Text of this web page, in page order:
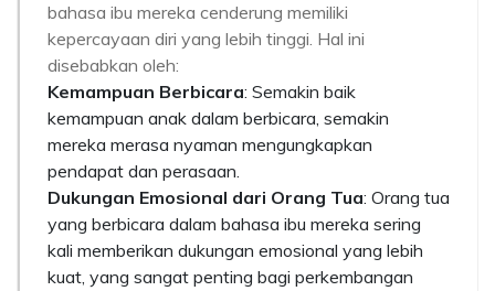
bahasa ibu mereka cenderung memiliki
kepercayaan diri yang lebih tinggi. Hal ini
disebabkan oleh:
Kemampuan Berbicara: Semakin baik
kemampuan anak dalam berbicara, semakin
mereka merasa nyaman mengungkapkan
pendapat dan perasaan.
Dukungan Emosional dari Orang Tua: Orang tua
yang berbicara dalam bahasa ibu mereka sering
kali memberikan dukungan emosional yang lebih
kuat, yang sangat penting bagi perkembangan